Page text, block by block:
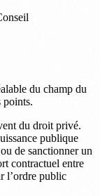
du champ du
points.
du droit privé.
publique
de sanctionner un
contractuel entre
l’ordre public